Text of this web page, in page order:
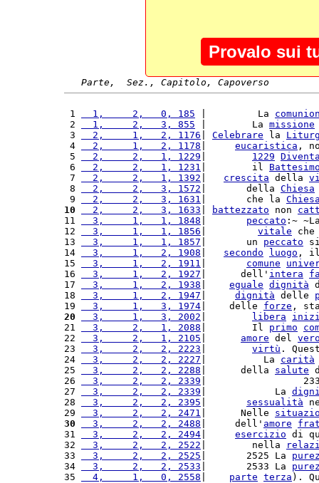
Provalo sui
Parte,  Sez., Capitolo, Capoverso
1
  1,     2,   0, 185
|         La
2
  1,     2,   3, 855
|        La missione
3
  2,     1,   2, 1176
Celebrare la
4
  2,     1,   2, 1178
eucaristica ,
5
  2,     2,   1, 1229
1229
6
  2,     2,   1, 1231
|        il
7
  2,     2,   1, 1392
crescita della
8
  2,     2,   3, 1572
|       della Chiesa
9
  2,     2,   3, 1631
|       che la
10
  2,     2,   3, 1633
battezzato non
11
  3,     1,   1, 1848
peccato :~
12
  3,     1,   1, 1856
vitale
13
  3,     1,   1, 1857
|       un peccato
14
  3,     1,   2, 1908
secondo luogo ,
15
  3,     1,   2, 1911
comune
16
  3,     1,   2, 1927
|      dell' intera
17
  3,     1,   2, 1938
eguale dignità
18
  3,     1,   2, 1947
dignità delle
19
  3,     1,   3, 1974
|    delle forze ,
20
  3,     1,   3, 2002
libera
21
  3,     2,   1, 2088
|        Il primo
22
  3,     2,   1, 2105
amore del
23
  3,     2,   2, 2223
virtù .
24
  3,     2,   2, 2227
|          La carità
25
  3,     2,   2, 2288
|      della salute
26
  3,     2,   2, 2339
|
27
  3,     2,   2, 2339
|            La
28
  3,     2,   2, 2395
sessualità
29
  3,     2,   2, 2471
|      Nelle
30
  3,     2,   2, 2488
|     dell' amore
31
  3,     2,   2, 2494
esercizio di
32
  3,     2,   2, 2522
|        nella
33
  3,     2,   2, 2525
|       2525 La
34
  3,     2,   2, 2533
|       2533 La
35
  4,     1,   0, 2558
parte terza ).